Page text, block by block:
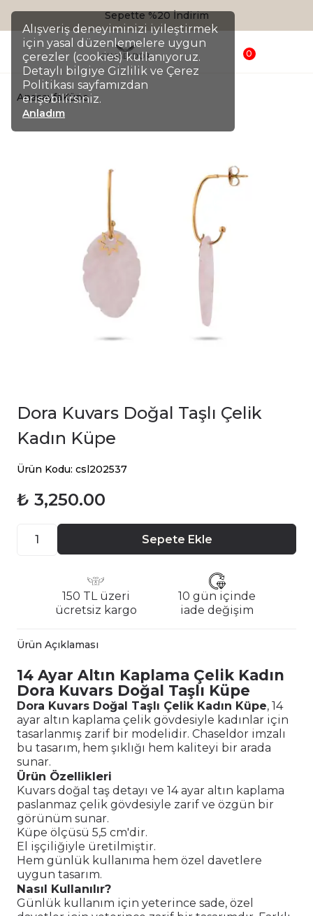
Alışveriş deneyiminizi iyileştirmek
için yasal düzenlemelere uygun
çerezler (cookies) kullanıyoruz.
Detaylı bilgiye Gizlilik ve Çerez
Politikası sayfamızdan
erişebilirsiniz.
Anladım
Sepette %20 İndirim
0
AnasayfaKüpe
Dora Kuvars Doğal Taşlı Çelik
Kadın Küpe
Ürün Kodu: csl202537
₺ 3,250.00
Sepete Ekle
150 TL üzeri
ücretsiz kargo
10 gün içinde
iade değişim
Ürün Açıklaması
14 Ayar Altın Kaplama Çelik Kadın
Dora Kuvars Doğal Taşlı Küpe
Dora Kuvars Doğal Taşlı Çelik Kadın Küpe, 14
ayar altın kaplama çelik gövdesiyle kadınlar için
tasarlanmış zarif bir modelidir. Chaseldor imzalı
bu tasarım, hem şıklığı hem kaliteyi bir arada
sunar.
Ürün Özellikleri
Kuvars doğal taş detayı ve 14 ayar altın kaplama
paslanmaz çelik gövdesiyle zarif ve özgün bir
görünüm sunar.
Küpe ölçüsü 5,5 cm'dir.
El işçiliğiyle üretilmiştir.
Hem günlük kullanıma hem özel davetlere
uygun tasarım.
Nasıl Kullanılır?
Günlük kullanım için yeterince sade, özel